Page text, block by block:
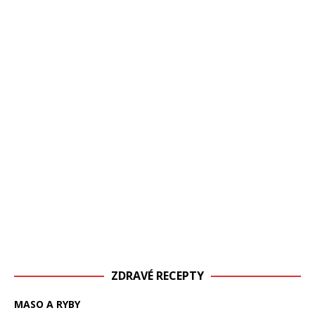
ZDRAVÉ RECEPTY
MASO A RYBY